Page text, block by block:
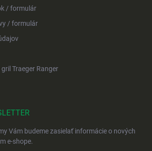
/ formulár
/ formulár
Traeger Ranger
Vám budeme zasielať informácie o nových
e-shope.